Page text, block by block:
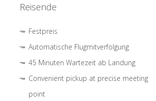
Reisende
Festpreis
Automatische Flugmitverfolgung
45 Minuten Wartezeit ab Landung
Convenient pickup at precise meeting
point